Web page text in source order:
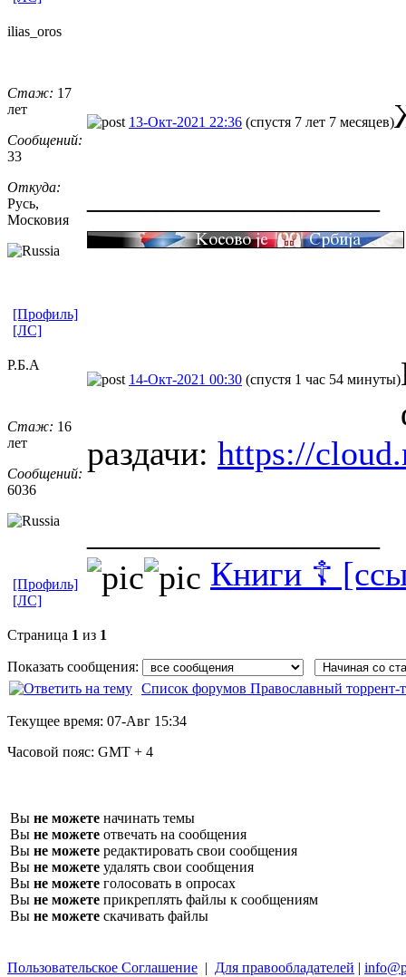
ilias_oros
Стаж: 17
лет
Сообщений:
33
Откуда:
Русь,
Московия
13-Окт-2021 22:36 (спустя 7 лет 7 месяцев)
[Профиль]
[ЛС]
Р.Б.А
Стаж: 16
лет
Сообщений:
6036
14-Окт-2021 00:30 (спустя 1 час 54 минуты)
раздачи: https://
Книги ☦
[Профиль]
[ЛС]
Страница 1 из 1
Показать сообщения:
Список форумов Православный торрент-
Текущее время: 07-Авг 15:34
Часовой пояс: GMT + 4
Вы не можете начинать темы
Вы не можете отвечать на сообщения
Вы не можете редактировать свои сообщения
Вы не можете удалять свои сообщения
Вы не можете голосовать в опросах
Вы не можете прикреплять файлы к сообщениям
Вы не можете скачивать файлы
Пользовательское Соглашение | Для правообладателей |